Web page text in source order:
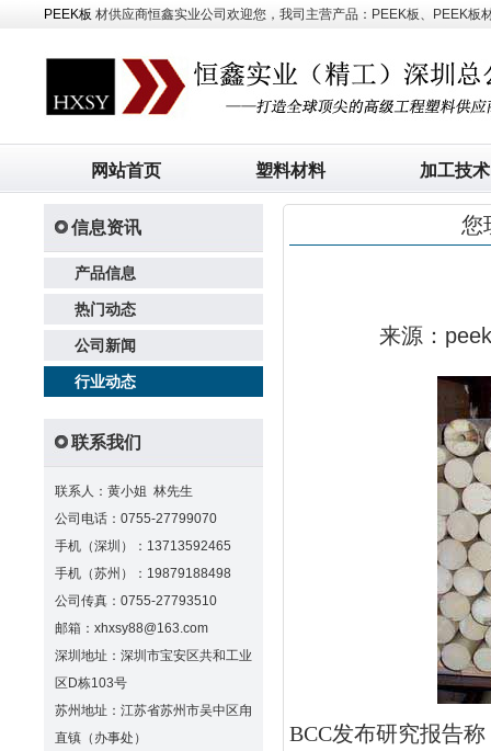
PEEK板 材供应商恒鑫实业公司欢迎您，我司主营产品：PEEK板、PEEK板
网站首页 塑料材料 加工技术
信息资讯
产品信息
热门动态
公司新闻
行业动态
联系我们
联系人：黄小姐 林先生
公司电话：0755-27799070
手机（深圳）：13713592465
手机（苏州）：19879188498
公司传真：0755-27793510
邮箱：xhxsy88@163.com
深圳地址：深圳市宝安区共和工业
区D栋103号
苏州地址：江苏省苏州市吴中区甪
直镇（办事处）
您
来源：
BCC发布研究报告称